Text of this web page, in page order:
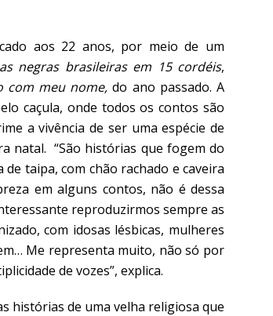
aos 22 anos, por meio de um
negras brasileiras em 15 cordéis,
com meu nome, do ano passado. A
caçula, onde todos os contos são
a vivência de ser uma espécie de
natal. “São histórias que fogem do
taipa, com chão rachado e caveira
em alguns contos, não é dessa
reproduzirmos sempre as
com idosas lésbicas, mulheres
Me representa muito, não só por
de vozes”, explica.
histórias de uma velha religiosa que